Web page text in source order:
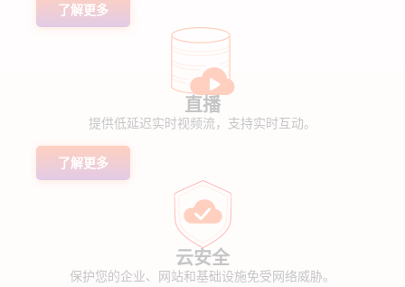
了解更多
直播
提供低延迟实时视频流，支持实时互动。
了解更多
云安全
保护您的企业、网站和基础设施免受网络威胁。